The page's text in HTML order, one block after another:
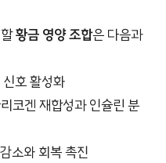
황금 영양 조합은 다음과
호 활성화
코겐 재합성과 인슐린 분
소와 회복 촉진